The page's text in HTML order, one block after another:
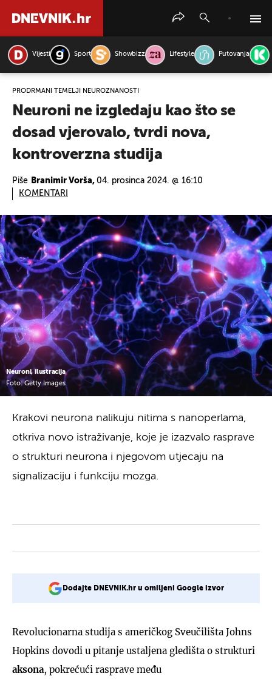
Vijesti Sport Showbizz Lifestyle Putovanja
PRODRMANI TEMELJI NEUROZNANOSTI
Neuroni ne izgledaju kao što se
dosad vjerovalo, tvrdi nova,
kontroverzna studija
Piše Branimir Vorša, 04. prosinca 2024. @ 16:10
KOMENTARI
Neuroni, ilustracija
Foto: Getty Images
Krakovi neurona nalikuju nitima s nanoperlama,
otkriva novo istraživanje, koje je izazvalo rasprave
o strukturi neurona i njegovom utjecaju na
signalizaciju i funkciju mozga.
Dodajte DNEVNIK.hr u omiljeni Google izvor
Revolucionarna studija s američkog Sveučilišta Johns
Hopkins dovodi u pitanje ustaljena gledišta o strukturi
aksona, pokrećući rasprave među
PRETRAŽITE VIJESTI